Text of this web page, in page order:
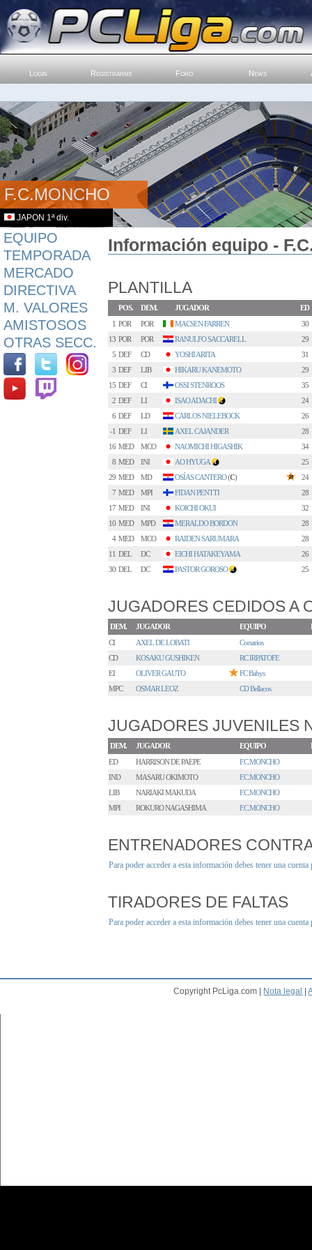
Login Registrarme Foro News
F.C.MONCHO
JAPON 1ª div.
EQUIPO
TEMPORADA
MERCADO
DIRECTIVA
M. VALORES
AMISTOSOS
OTRAS SECC.
Información equipo -
PLANTILLA
POS. DEM. JUGADOR
ED
1 POR POR MACSEN FARREN
30
13 POR POR RANULFO SACCARELL
29
5 DEF CD YOSHI ARITA
31
3 DEF LIB HIKARU KANEMOTO
29
15 DEF CI OSSI STENROOS
35
2 DEF LI ISAO ADACHI 2
24
6 DEF LD CARLOS NIELEBOCK
26
-1 DEF LI AXEL CAJANDER
28
16 MED MCO NAOMICHI HIGASHIK
34
8 MED INI AO HYUGA 1
25
29 MED MD OSÍAS CANTERO(C)
24
7 MED MPI FIDAN PENTTI
28
17 MED INI KOICHI OKUI
32
10 MED MPD MERALDO BORDON
28
4 MED MCO RAIDEN SARUMARA
28
11 DEL DC EICHI HATAKEYAMA
26
30 DEL DC PASTOR GOROSO 3 25
JUGADORES CEDIDOS A
DEM. JUGADOR EQUIPO
CI
AXEL DE LOBATI
Corsarios
CD
KOSAKU GUSHIKEN
RC IRPATOFE
EI
OLIVER GAUTO
FC Babys
MPC
OSMAR LEOZ CD Bellacos
JUGADORES JUVENILES
DEM. JUGADOR EQUIPO
ED
HARRISON DE PAEPE
F.C.MONCHO
IND
MASARU OKIMOTO
F.C.MONCHO
LIB
NARIAKI MAKUDA
F.C.MONCHO
MPI
ROKURO NAGASHIMA F.C.MONCHO
ENTRENADORES
Para poder acceder a esta información debes tener una
TIRADORES DE FALTAS
Para poder acceder a esta información debes tener una
Copyright PcLiga.com | Nota legal |